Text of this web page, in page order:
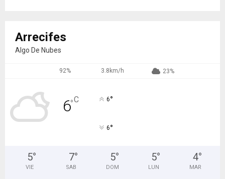
Arrecifes
Algo De Nubes
92% 3.8km/h 23%
6°C 6°
6°
5°
VIE
7°
SAB
5°
DOM
5°
LUN
4°
MAR